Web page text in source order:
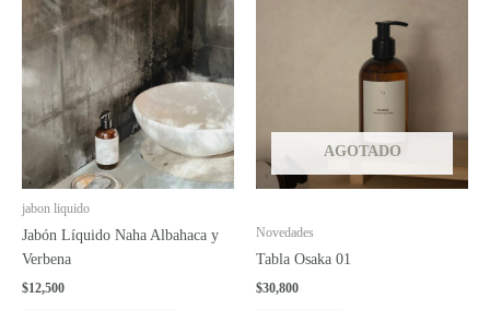
jabon liquido
Jabón Líquido Naha Albahaca y
Verbena
$12,500
AGOTADO
Novedades
Tabla Osaka 01
$30,800